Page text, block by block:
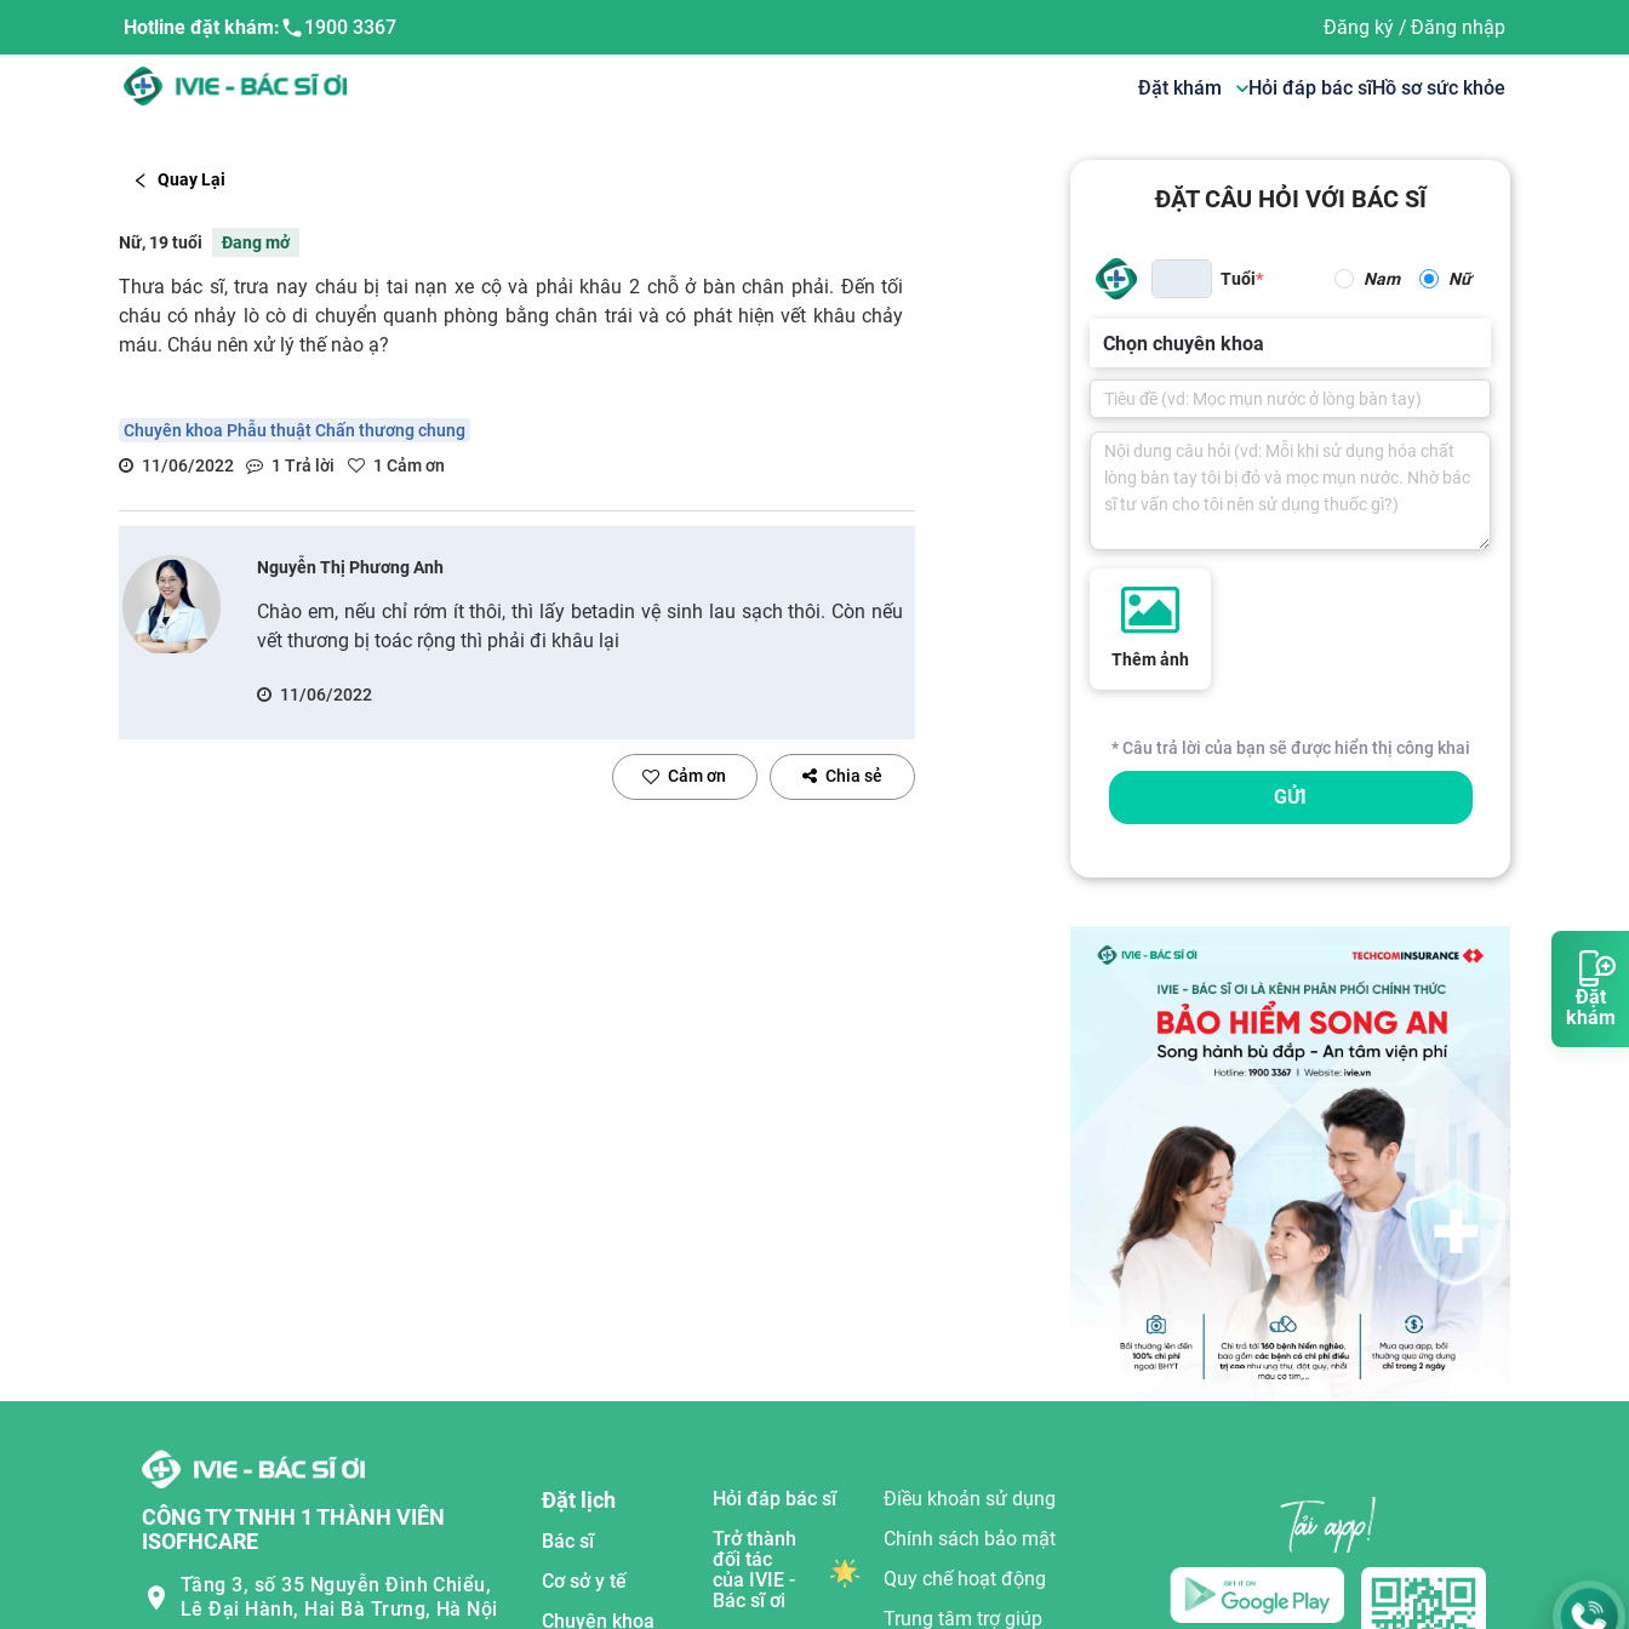
Đặt
khám
Hotline đặt khám: 1900 3367 Đăng ký/ Đăng nhập
Đặt khám Hỏi đáp bác sĩHồ sơ sức khỏe
Quay Lại
Nữ, 19 tuổi Đang mở
Thưa bác sĩ, trưa nay cháu bị tai nạn xe cộ và phải khâu 2 chỗ ở bàn chân phải. Đến tối
cháu có nhảy lò cò di chuyển quanh phòng bằng chân trái và có phát hiện vết khâu chảy
máu. Cháu nên xử lý thế nào ạ?
Chuyên khoa Phẫu thuật Chấn thương chung
11/06/2022
1 Trả lời 1 Cảm ơn
Nguyễn Thị Phương Anh
Chào em, nếu chỉ rớm ít thôi, thì lấy betadin vệ sinh lau sạch thôi. Còn nếu
vết thương bị toác rộng thì phải đi khâu lại
11/06/2022
Cảm ơn Chia sẻ
ĐẶT CÂU HỎI VỚI BÁC SĨ
Tuổi Nam Nữ
Chọn chuyên khoa
Thêm ảnh
* Câu trả lời của bạn sẽ được hiển thị công khai
GỬI
CÔNG TY TNHH 1 THÀNH VIÊN
ISOFHCARE
Tầng 3, số 35 Nguyễn Đình Chiểu,
Lê Đại Hành, Hai Bà Trưng, Hà Nội
Đặt lịch
Bác sĩ
Cơ sở y tế
Chuyên khoa
Hỏi đáp bác sĩ
Trở thành
đối tác
của IVIE -
Bác sĩ ơi
Điều khoản sử dụng
Chính sách bảo mật
Quy chế hoạt động
Trung tâm trợ giúp